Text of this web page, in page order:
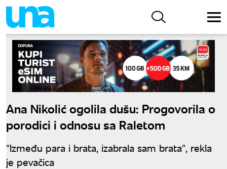
Ana Nikolić ogolila dušu: Progovorila o
porodici i odnosu sa Raletom
"Između para i brata, izabrala sam brata", rekla
je pevačica